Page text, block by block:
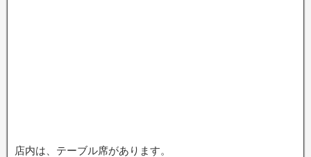
店内は、テーブル席があります。